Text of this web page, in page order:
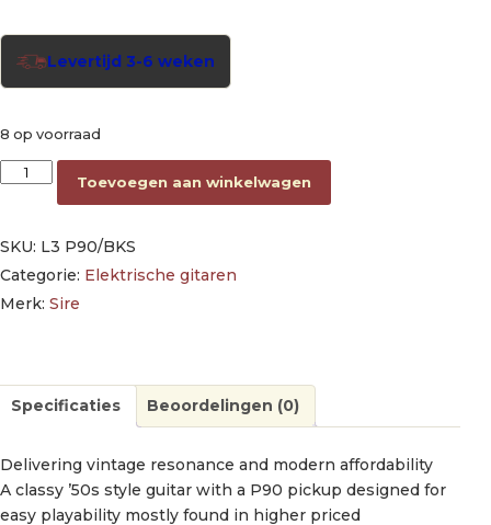
Levertijd 3-6 weken
8 op voorraad
mahogany electric guitar L-style, black satin aantal
Toevoegen aan winkelwagen
SKU: L3 P90/BKS
Categorie: Elektrische gitaren
Merk: Sire
Specificaties Beoordelingen (0)
Delivering vintage resonance and modern affordability
A classy ’50s style guitar with a P90 pickup designed for
easy playability mostly found in higher priced